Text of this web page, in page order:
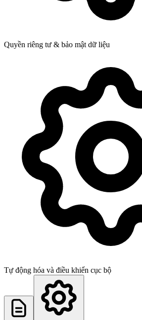
Quyền riêng tư & bảo mật dữ liệu
Tự động hóa và điều khiển cục bộ